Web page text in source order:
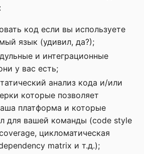
код если вы используете
язык (удивил, да?);
и интеграционные
у вас есть;
анализ кода и/или
которые позволяет
платформа и которые
для вашей команды (code style
цикломатическая
matrix и т.д.);